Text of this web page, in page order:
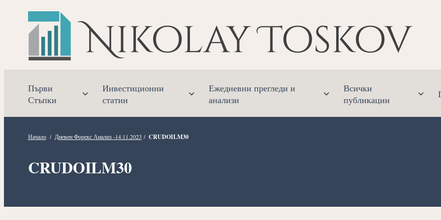
Прескочете
съдържанието
Първи
Стъпки
Инвестиционни
статии
Ежедневни прегледи и
анализи
Всички
публикации
Начало / Дневен Форекс Анализ -14.11.2023 / CRUDOILM30
CRUDOILM30